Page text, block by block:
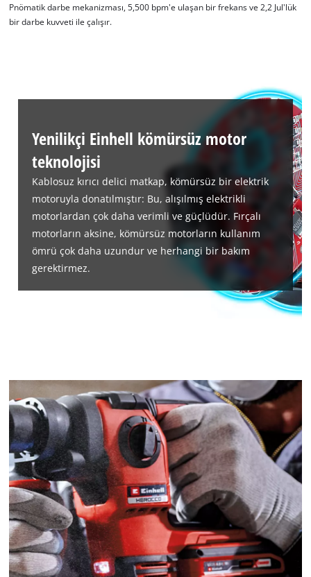
Pnömatik darbe mekanizması, 5,500 bpm'e ulaşan bir frekans ve 2,2 Jul'lük
bir darbe kuvveti ile çalışır.
Yenilikçi Einhell kömürsüz motor
teknolojisi
Kablosuz kırıcı delici matkap, kömürsüz bir elektrik
motoruyla donatılmıştır: Bu, alışılmış elektrikli
motorlardan çok daha verimli ve güçlüdür. Fırçalı
motorların aksine, kömürsüz motorların kullanım
ömrü çok daha uzundur ve herhangi bir bakım
gerektirmez.